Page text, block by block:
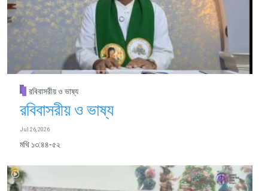
রবিবাসরীয় ও ভাষ্য
রবিবাসরীয় ও ভাষ্য
Jul 26, 2026
মথি ১৩:৪৪-৫২